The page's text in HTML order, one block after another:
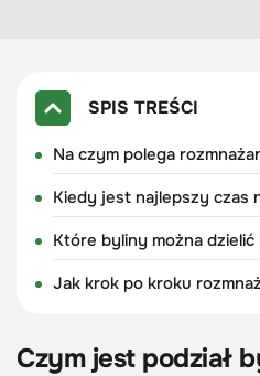
SPIS TREŚCI
Na czym polega
Kiedy jest najlepszy czas
Które byliny można dzielić
Jak krok po kroku
Czym jest podział